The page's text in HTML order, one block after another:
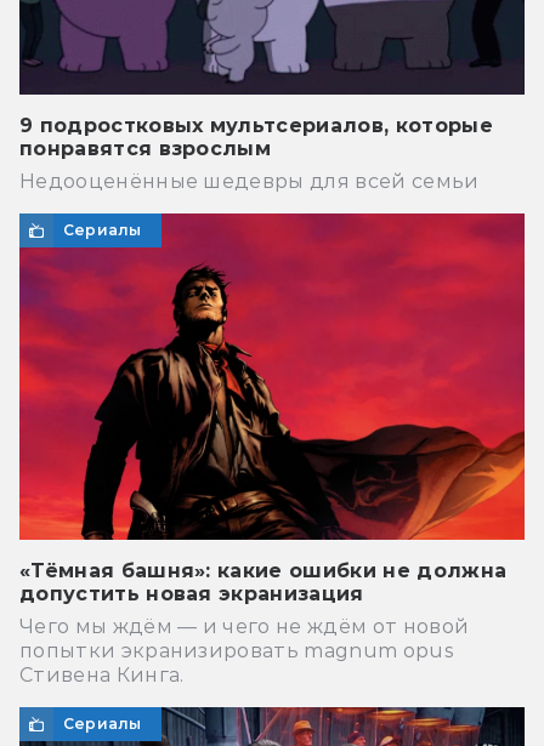
9 подростковых мультсериалов, которые
понравятся взрослым
Недооценённые шедевры для всей семьи
Сериалы
«Тёмная башня»: какие ошибки не должна
допустить новая экранизация
Чего мы ждём — и чего не ждём от новой
попытки экранизировать magnum opus
Стивена Кинга.
Сериалы